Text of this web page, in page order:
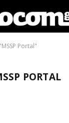
Portal"
PORTAL